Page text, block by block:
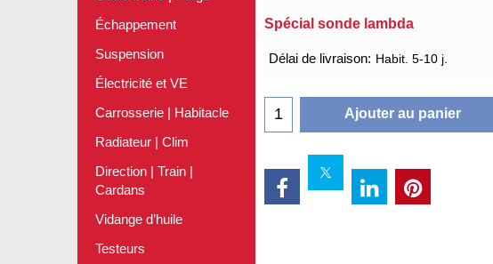
Échappement
Suspension
Électricité et VE
Carrosserie | Habitacle
Radiateur | Clim
Direction | Train |
Cardans
Vidange d’huile
Testeurs
Spécial sonde lambda
€22.75